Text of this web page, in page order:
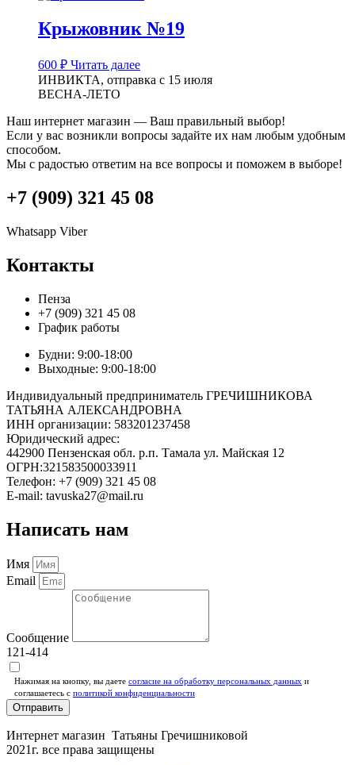
Крыжовник №19
600 ₽ Читать далее
ИНВИКТА, отправка с 15 июля
ВЕСНА-ЛЕТО
Наш интернет магазин — Ваш правильный выбор!
Если у вас возникли вопросы задайте их нам любым удобным
способом.
Мы с радостью ответим на все вопросы и поможем в выборе!
+7 (909) 321 45 08
Whatsapp Viber
Контакты
Пенза
+7 (909) 321 45 08
График работы
Будни: 9:00-18:00
Выходные: 9:00-18:00
Индивидуальный предприниматель ГРЕЧИШНИКОВА
ТАТЬЯНА АЛЕКСАНДРОВНА
ИНН организации: 583201237458
Юридический адрес:
442900 Пензенская обл. р.п. Тамала ул. Майская 12
ОГРН:321583500033911
Телефон: +7 (909) 321 45 08
E-mail: tavuska27@mail.ru
Написать нам
Имя
Email
Сообщение
121-414
Нажимая на кнопку, вы даете согласие на обработку персональных данных и
соглашаетесь c политикой конфиденциальности
Отправить
Интернет магазин Татьяны Гречишниковой
2021г. все права защищены